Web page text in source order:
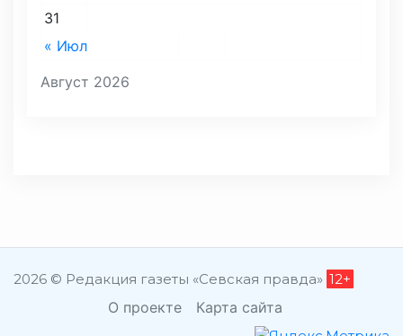
Август 2026
« Июл
31
2026 © Редакция газеты «Севская правда» 12+
О проекте Карта сайта